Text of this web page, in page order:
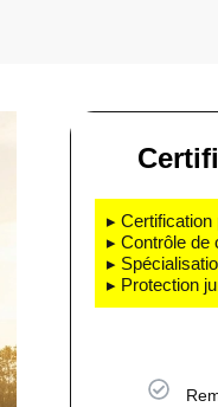
▸ Certification
▸ Contrôle de
▸
▸ Protection